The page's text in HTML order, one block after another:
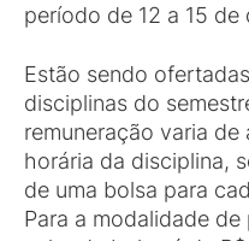
período de 12 a 15 de
Estão sendo
disciplinas do
remuneração varia
horária da disciplina,
de uma bolsa para
Para a modalidade